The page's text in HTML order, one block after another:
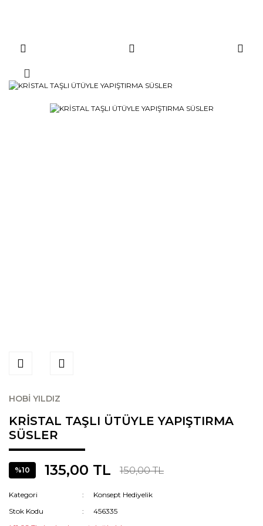
HOBİ YILDIZ
KRİSTAL TAŞLI ÜTÜYLE YAPIŞTIRMA
SÜSLER
%10 135,00 TL 150,00 TL
Kategori
Konsept Hediyelik
Stok Kodu
456335